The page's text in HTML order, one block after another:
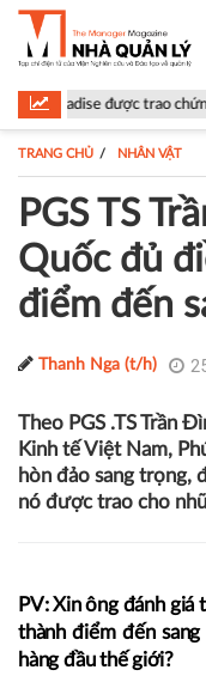
chứng nhận thành phố
TRANG CHỦ NHÂN VẬT
PGS TS
Quốc đủ
điểm đến
Kinh tế Việt Nam,
hòn đảo sang trọng,
nó được trao cho